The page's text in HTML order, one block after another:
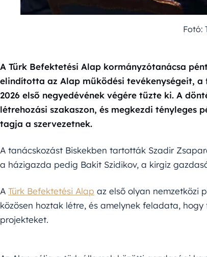
Fotó:
A Türk Befektetési Alap kormányzótanácsa
elindította az Alap működési tevékenységeit,
2026 első negyedévének végére tűzte ki. A
létrehozási szakaszon, és megkezdi tényleges
tagja a szervezetnek.
A tanácskozást Biskekben tartották Szadir
a házigazda pedig Bakit Szidikov, a kirgiz
A Türk Befektetési Alap az első olyan nemzetközi
közösen hoztak létre, és amelynek feladata,
projekteket.